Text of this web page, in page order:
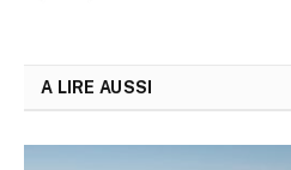
A LIRE AUSSI